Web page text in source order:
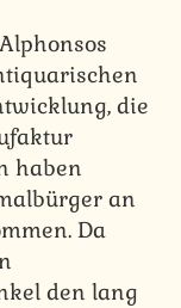
die
haben
an
Da
den lang